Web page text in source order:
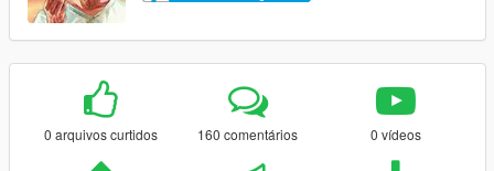
0 arquivos curtidos 160 comentários 0 vídeos